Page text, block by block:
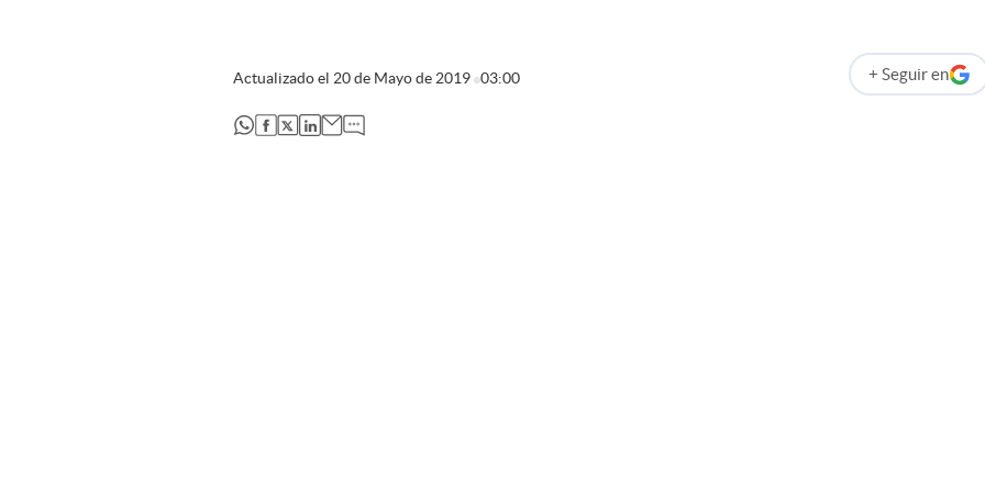
Actualizado el 20 de Mayo de 2019 03:00 + Seguir en
abre en nueva
abre en nueva pestaña
abre en nueva pestaña
abre en nueva pestaña
abre en nueva pestaña